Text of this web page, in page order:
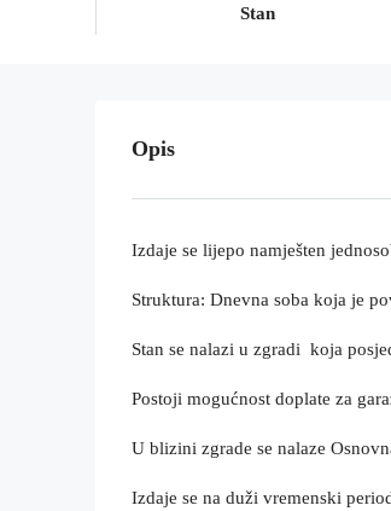
Stan
Opis
Izdaje se lijepo namješten
Struktura: Dnevna soba koja je
Stan se nalazi u zgradi koja
Postoji mogućnost doplate za
U blizini zgrade se nalaze
Izdaje se na duži vremenski